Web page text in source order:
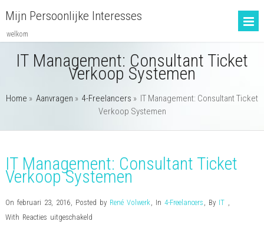
Mijn Persoonlijke Interesses
welkom
IT Management: Consultant Ticket
Verkoop Systemen
Home » Aanvragen » 4-Freelancers » IT Management: Consultant Ticket
Verkoop Systemen
IT Management: Consultant Ticket
Verkoop Systemen
On februari 23, 2016, Posted by René Volwerk, In 4-Freelancers , By IT ,
With Reacties uitgeschakeldvoor